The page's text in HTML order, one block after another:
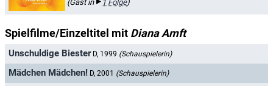
(Gast in 1 Folge)
Spielfilme/Einzeltitel mit Diana Amft
Unschuldige Biester D, 1999 (Schauspielerin)
Mädchen Mädchen! D, 2001 (Schauspielerin)